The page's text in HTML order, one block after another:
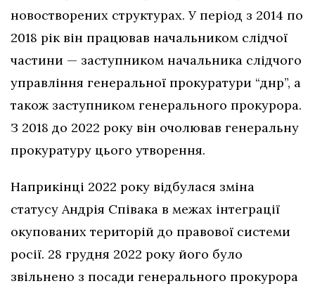
новостворених структурах. У період з 2014 по
2018 рік він працював начальником слідчої
частини — заступником начальника слідчого
управління генеральної прокуратури “днр”, а
також заступником генерального прокурора.
З 2018 до 2022 року він очолював генеральну
прокуратуру цього утворення.
Наприкінці 2022 року відбулася зміна
статусу Андрія Співака в межах інтеграції
окупованих територій до правової системи
росії. 28 грудня 2022 року його було
звільнено з посади генерального прокурора